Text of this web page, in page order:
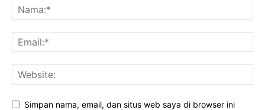
Simpan nama, email, dan situs web saya di browser ini